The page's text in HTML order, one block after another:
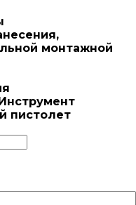
монтажной
пистолет